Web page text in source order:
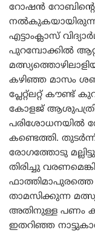
റോഷൻ
എട്ടാംക്ലാസ്
പുറമ്പോക്കിൽ
കഴിഞ്ഞ മാസം
പ്ലേറ്റ്ലറ്റ്
കോളജ്
പരിശോധനയിൽ
കണ്ടെത്തി.
രോഗത്തോടു
തിരിച്ചു
താമസിക്കുന്ന
അതിനുള്ള പണം
ഇതറിഞ്ഞ